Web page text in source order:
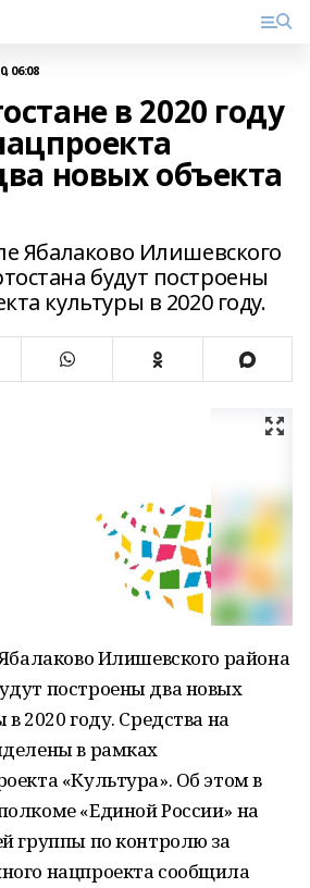
06:08
в 2020 году
новых объекта
Ябалаково Илишевского
будут построены
культуры в 2020 году.
Илишевского района
построены два новых
2020 году. Средства на
в рамках
«Культура». Об этом в
«Единой России» на
группы по контролю за
нацпроекта сообщила